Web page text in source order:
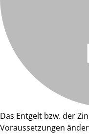
Das Entgelt bzw. der
Voraussetzungen